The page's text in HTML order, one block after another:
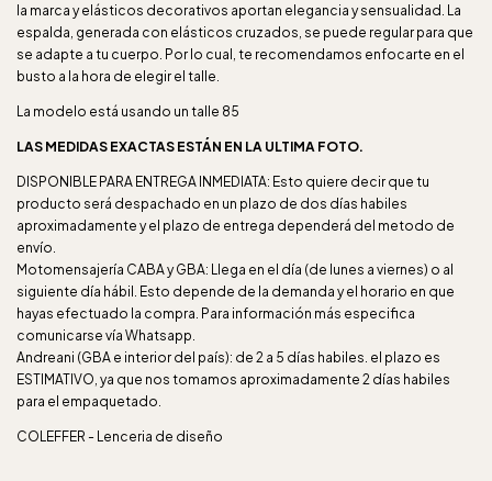
la marca y elásticos decorativos aportan elegancia y sensualidad. La
espalda, generada con elásticos cruzados, se puede regular para que
se adapte a tu cuerpo. Por lo cual, te recomendamos enfocarte en el
busto a la hora de elegir el talle.
La modelo está usando un talle 85
LAS MEDIDAS EXACTAS ESTÁN EN LA ULTIMA FOTO.
DISPONIBLE PARA ENTREGA INMEDIATA: Esto quiere decir que tu
producto será despachado en un plazo de dos días habiles
aproximadamente y el plazo de entrega dependerá del metodo de
envío.
Motomensajería CABA y GBA: Llega en el día (de lunes a viernes) o al
siguiente día hábil. Esto depende de la demanda y el horario en que
hayas efectuado la compra. Para información más especifica
comunicarse vía Whatsapp.
Andreani (GBA e interior del país): de 2 a 5 días habiles. el plazo es
ESTIMATIVO, ya que nos tomamos aproximadamente 2 días habiles
para el empaquetado.
COLEFFER - Lenceria de diseño